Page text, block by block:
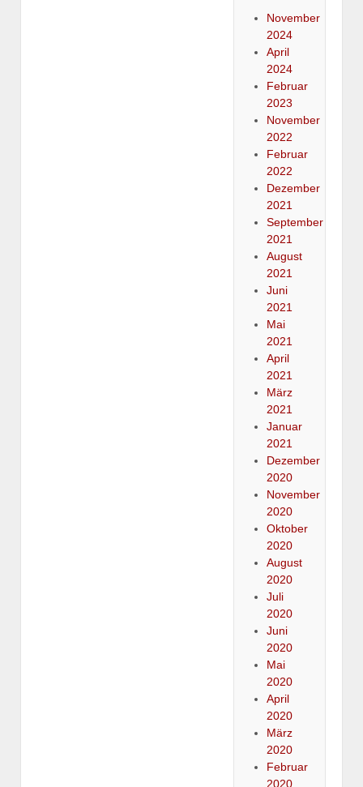
November
2024
April
2024
Februar
2023
November
2022
Februar
2022
Dezember
2021
September
2021
August
2021
Juni
2021
Mai
2021
April
2021
März
2021
Januar
2021
Dezember
2020
November
2020
Oktober
2020
August
2020
Juli
2020
Juni
2020
Mai
2020
April
2020
März
2020
Februar
2020